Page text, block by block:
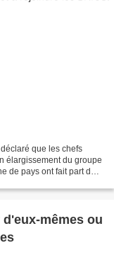
que les chefs
élargissement du groupe
de pays ont fait part de